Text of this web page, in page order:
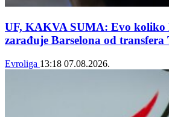
UF, KAKVA SUMA: Evo
zarađuje Barselona od transfera
Evroliga 13:18 07.08.2026.